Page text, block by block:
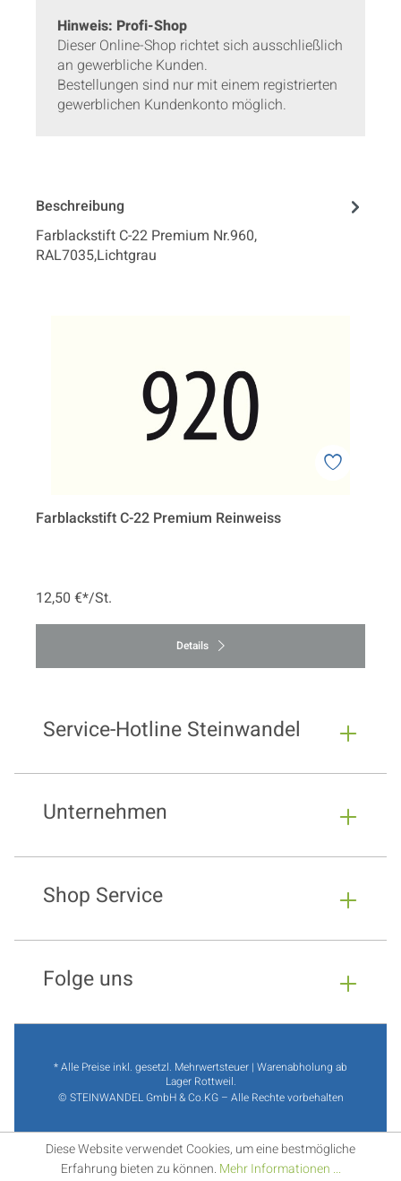
Hinweis: Profi-Shop
Dieser Online-Shop richtet sich ausschließlich
an gewerbliche Kunden.
Bestellungen sind nur mit einem registrierten
gewerblichen Kundenkonto möglich.
Beschreibung
Farblackstift C-22 Premium Nr.960,
RAL7035,Lichtgrau
Farblackstift C-22 Premium Reinweiss
12,50 €*/St.
Details
Service-Hotline Steinwandel
Unternehmen
Shop Service
Folge uns
* Alle Preise inkl. gesetzl. Mehrwertsteuer | Warenabholung ab
Lager Rottweil.
© STEINWANDEL GmbH & Co.KG – Alle Rechte vorbehalten
Diese Website verwendet Cookies, um eine bestmögliche
Erfahrung bieten zu können. Mehr Informationen ...